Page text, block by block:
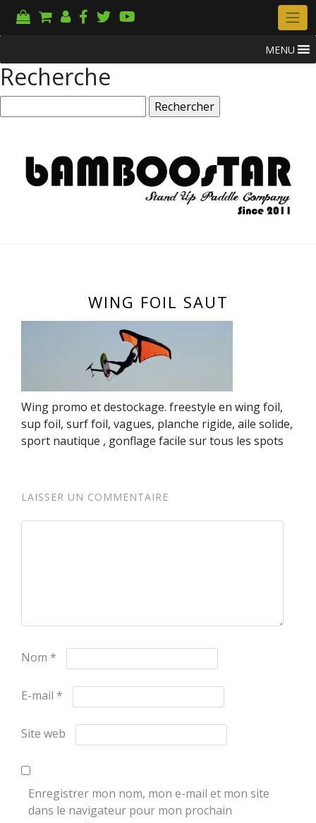
MENU
Recherche
WING FOIL SAUT
Wing promo et destockage. freestyle en wing foil,
sup foil, surf foil, vagues, planche rigide, aile solide,
sport nautique , gonflage facile sur tous les spots
LAISSER UN COMMENTAIRE
Nom *
E-mail *
Site web
Enregistrer mon nom, mon e-mail et mon site
dans le navigateur pour mon prochain